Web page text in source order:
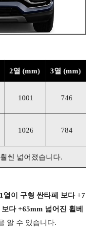
2열 (mm) 3열 (mm)
1001 746
1026 784
씬 넓어졌습니다.
1열이 구형 싼타페 보다 +7
다 +65mm 넓어진 휠베
알 수 있습니다.